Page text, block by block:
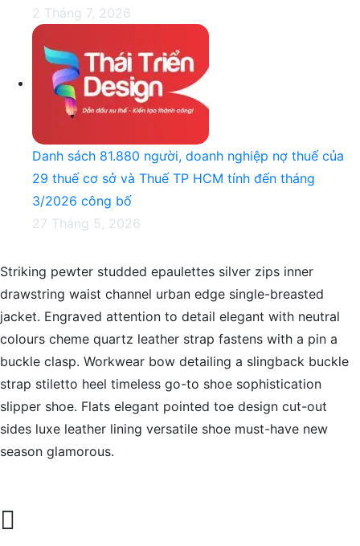
2 Tháng 7, 2026
Danh sách 81.880‬ người, doanh nghiệp nợ thuế của
29 thuế cơ sở và Thuế TP HCM tính đến tháng
3/2026 công bố
27 Tháng 5, 2026
Striking pewter studded epaulettes silver zips inner
drawstring waist channel urban edge single-breasted
jacket. Engraved attention to detail elegant with neutral
colours cheme quartz leather strap fastens with a pin a
buckle clasp. Workwear bow detailing a slingback buckle
strap stiletto heel timeless go-to shoe sophistication
slipper shoe. Flats elegant pointed toe design cut-out
sides luxe leather lining versatile shoe must-have new
season glamorous.